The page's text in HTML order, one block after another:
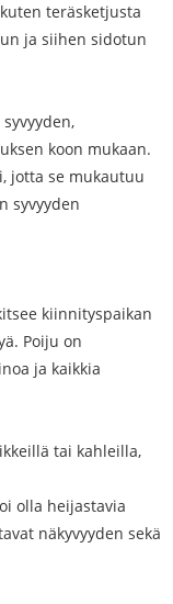
teräsketjusta
ja siihen sidotun
koon mukaan.
jotta se mukautuu
syvyyden
kiinnityspaikan
Poiju on
ja kaikkia
tai kahleilla,
olla heijastavia
näkyvyyden sekä